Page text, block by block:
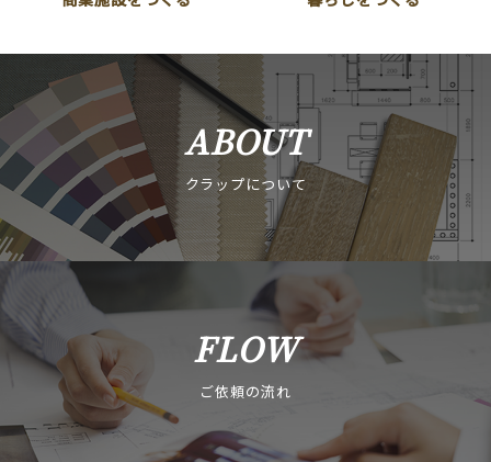
ABOUT
クラップについて
FLOW
ご依頼の流れ